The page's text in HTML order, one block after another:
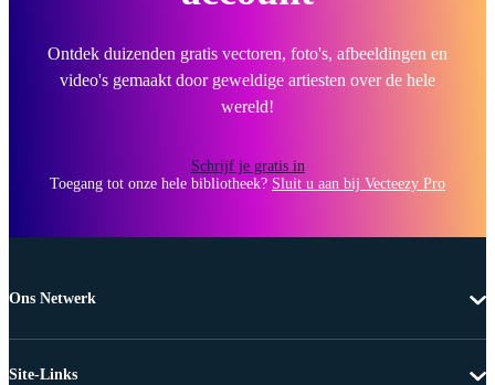
Ontdek duizenden gratis vectoren, foto's, afbeeldingen en
video's gemaakt door geweldige artiesten over de hele
wereld!
Schrijf je gratis in
Toegang tot onze hele bibliotheek? Sluit u aan bij Vecteezy Pro
Ons Netwerk
Site-Links